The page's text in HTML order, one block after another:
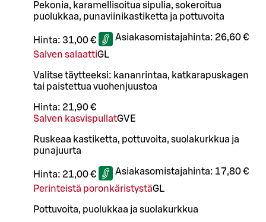
Pekonia, karamellisoitua sipulia, sokeroitua
puolukkaa, punaviinikastiketta ja pottuvoita
Hinta: 31,00 € Asiakasomistajahinta: 26,60 €
Salven salaattiGL
Valitse täytteeksi: kananrintaa, katkarapuskagen
tai paistettua vuohenjuustoa
Hinta: 21,90 €
Salven kasvispullatGVE
Ruskeaa kastiketta, pottuvoita, suolakurkkua ja
punajuurta
Hinta: 21,00 € Asiakasomistajahinta: 17,80 €
Perinteistä poronkäristystäGL
Pottuvoita, puolukkaa ja suolakurkkua